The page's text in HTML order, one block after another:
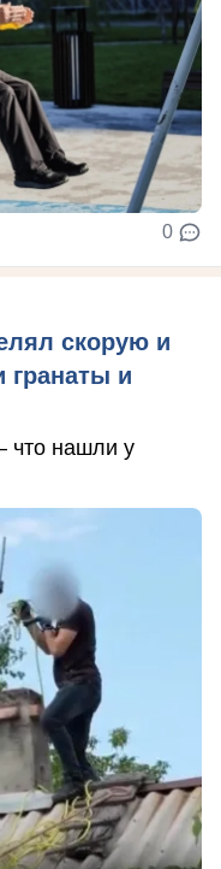
0
скорую и
и
что нашли у